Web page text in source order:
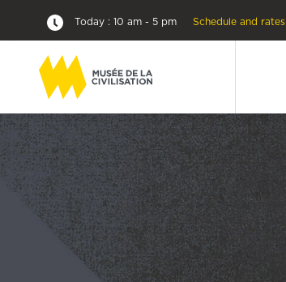
Today : 10 am - 5 pm Schedule and rates